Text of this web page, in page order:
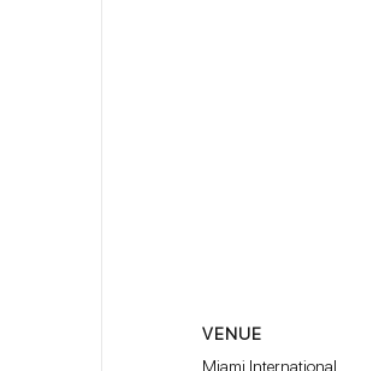
VENUE
Miami International